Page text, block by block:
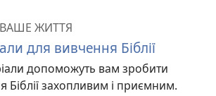
ВАШЕ ЖИТТЯ
для вивчення Біблії
допоможуть вам зробити
Біблії захопливим і приємним.